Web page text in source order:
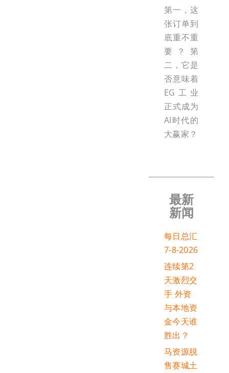
第一，这
张订单到
底重不重
要？第
二，它是
否意味着
EG工业
正式成为
AI时代的
大赢家？
最新
新闻
每日总汇
7-8-2026
连续第2
天激烈交
手 外资
与本地资
金今天谁
胜出？
马资源脱
售赛城土